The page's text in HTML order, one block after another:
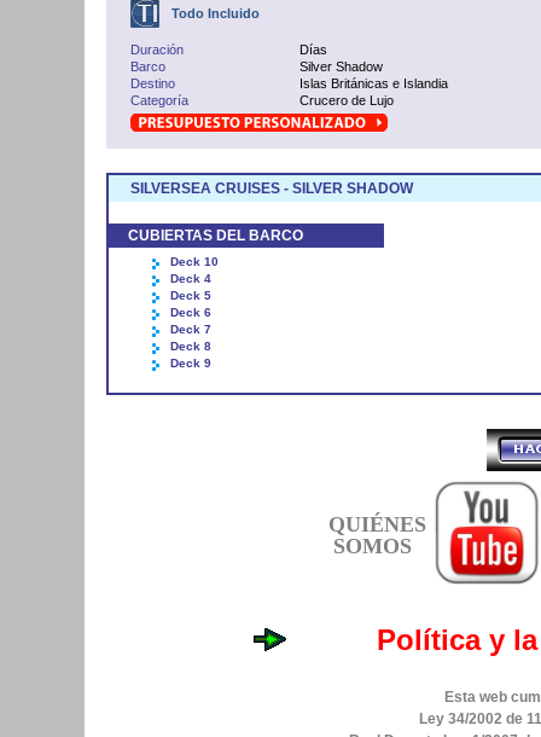
Todo Incluido
Duración
Días
Barco
Silver Shadow
Destino
Islas Británicas e Islandia
Categoría
Crucero de Lujo
SILVERSEA CRUISES - SILVER SHADOW
CUBIERTAS DEL BARCO
Deck 10
Deck 4
Deck 5
Deck 6
Deck 7
Deck 8
Deck 9
QUIÉNES
SOMOS
Política y
Esta web
Ley 34/2002 de